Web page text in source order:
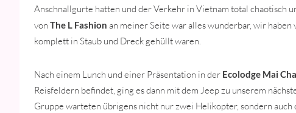
Anschnallgurte hatten und der Verkehr in Vietnam total chaotisch
von The L Fashion an meiner Seite war alles wunderbar, wir
komplett in Staub und Dreck gehüllt waren.
Nach einem Lunch und einer Präsentation in der Ecolodge Mai
Reisfeldern befindet, ging es dann mit dem Jeep zu unserem
Gruppe warteten übrigens nicht nur zwei Helikopter, sondern auch